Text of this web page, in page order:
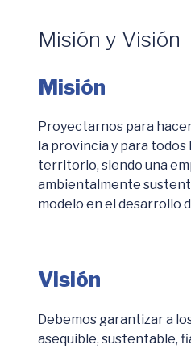
Misión y Visión
Misión
Proyectarnos para
la provincia y para
territorio, siendo una
ambientalmente
modelo en el desarrollo
Visión
Debemos garantizar a
asequible, sustentable,